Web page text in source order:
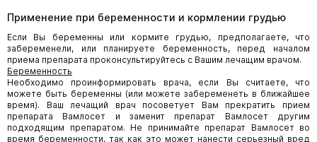
Применение при беременности и кормлении грудью
Если Вы беременны или кормите грудью, предполагаете, что
забеременели, или планируете беременность, перед началом
приема препарата проконсультируйтесь с Вашим лечащим врачом.
Беременность
Необходимо проинформировать врача, если Вы считаете, что
можете быть беременны (или можете забеременеть в ближайшее
время). Ваш лечащий врач посоветует Вам прекратить прием
препарата Вамлосет и заменит препарат Вамлосет другим
подходящим препаратом. Не принимайте препарат Вамлосет во
время беременности, так как это может нанести серьезный вред